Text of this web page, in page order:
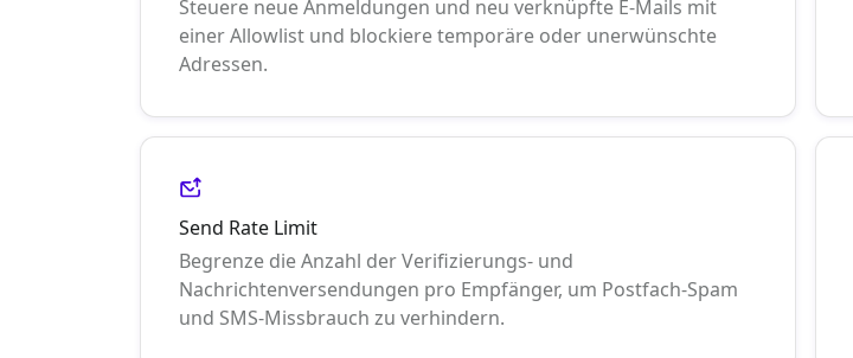
Steuere neue Anmeldungen und neu verknüpfte E-Mails mit
einer Allowlist und blockiere temporäre oder unerwünschte
Adressen.
Send Rate Limit
Begrenze die Anzahl der Verifizierungs- und
Nachrichtenversendungen pro Empfänger, um Postfach-Spam
und SMS-Missbrauch zu verhindern.